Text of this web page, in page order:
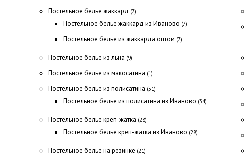
Постельное белье жаккард (7)
Постельное белье жаккард из Иваново (7)
Постельное белье из жаккарда оптом (7)
Постельное белье из льна (9)
Постельное белье из макосатина (1)
Постельное белье из полисатина (51)
Постельное белье из полисатина из Иваново (34)
Постельное белье креп-жатка (28)
Постельное белье креп-жатка из Иваново (28)
Постельное белье на резинке (21)